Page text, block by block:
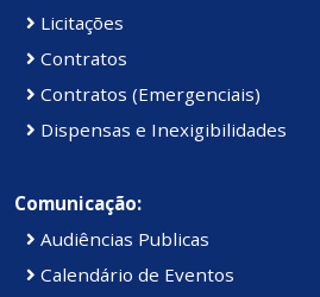
Licitações
Contratos
Contratos (Emergenciais)
Dispensas e Inexigibilidades
Comunicação:
Audiências Publicas
Calendário de Eventos